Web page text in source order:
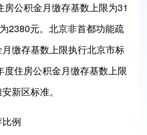
公积金月缴存基数上限为31
2380元。北京非首都功能疏
缴存基数上限执行北京市标
住房公积金月缴存基数上限
新区标准。
例